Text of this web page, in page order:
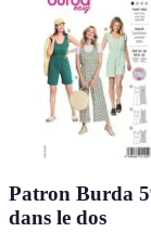
Patron Burda
dans le dos